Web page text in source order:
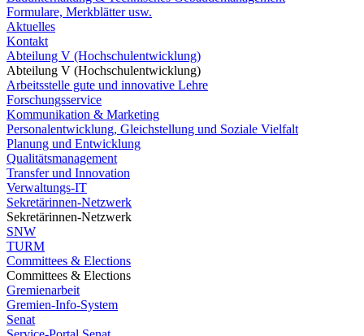
Formulare, Merkblätter usw.
Aktuelles
Kontakt
Abteilung V (Hochschulentwicklung)
Abteilung V (Hochschulentwicklung)
Arbeitsstelle gute und innovative Lehre
Forschungsservice
Kommunikation & Marketing
Personalentwicklung, Gleichstellung und Soziale Vielfalt
Planung und Entwicklung
Qualitätsmanagement
Transfer und Innovation
Verwaltungs-IT
Sekretärinnen-Netzwerk
Sekretärinnen-Netzwerk
SNW
TURM
Committees & Elections
Committees & Elections
Gremienarbeit
Gremien-Info-System
Senat